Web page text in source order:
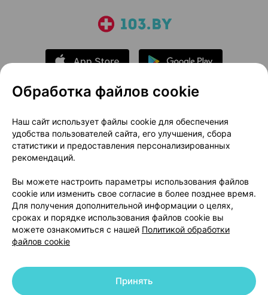
О проекте
Новости проекта
Размещение рекламы
Медицинский маркетинг
Публичный договор
Доставка
Способы оплаты
Вакансии
Партнеры
Написать руководителю 103.by
Написать в поддержку
Персональные настройки Cookie
© 2026 ООО «Артокс Лаб», УНП 191700409 | 220012, Республика Беларусь,
Обработка файлов cookie
Наш сайт использует файлы cookie для обеспечения
удобства пользователей сайта, его улучшения, сбора
статистики и предоставления персонализированных
рекомендаций.
Вы можете настроить параметры использования файлов
cookie или изменить свое согласие в более позднее время.
Для получения дополнительной информации о целях,
сроках и порядке использования файлов cookie вы
можете ознакомиться с нашей Политикой обработки
файлов cookie
Принять